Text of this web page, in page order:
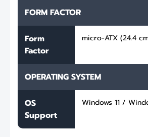
FORM FACTOR
Form
Factor
micro-ATX (24.4
OPERATING SYSTEM
OS
Support
Windows 11 /